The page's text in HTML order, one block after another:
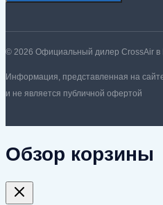
© 2026 Официальный дилер CrossAir в
Информация, представленная на
и не является публичной офертой
Обзор корзины